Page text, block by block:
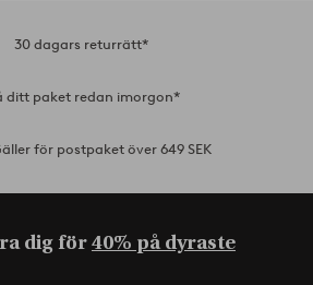
30 dagars returrätt*
ditt paket redan imorgon*
för postpaket över 649 SEK
dig för40% på dyraste